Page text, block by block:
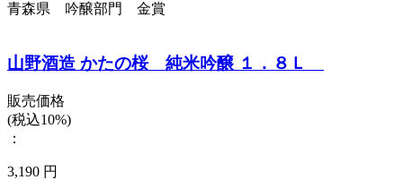
青森県 吟醸部門 金賞
山野酒造 かたの桜 純米吟醸 １．８Ｌ
販売価格
(税込10%)
：
3,190 円